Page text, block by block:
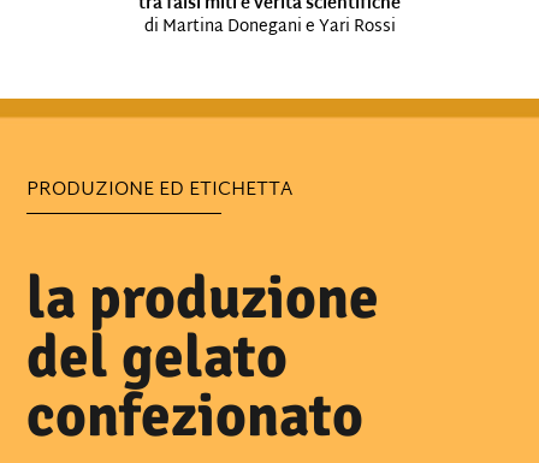
di Martina Donegani e Yari Rossi
PRODUZIONE ED ETICHETTA
la produzione
del gelato
confezionato